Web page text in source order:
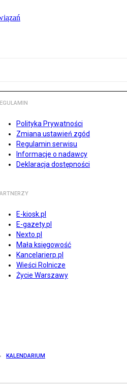
Polityka Prywatności
Zmiana ustawień zgód
Regulamin serwisu
Informacje o nadawcy
Deklaracja dostępności
E-kiosk.pl
E-gazety.pl
Nexto.pl
Mała księgowość
Kancelarierp.pl
Wieści Rolnicze
Życie Warszawy
KALENDARIUM